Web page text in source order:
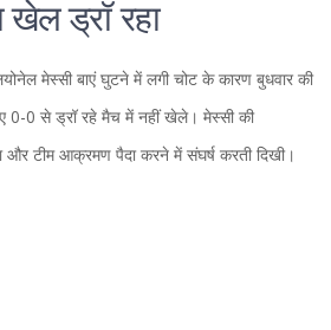
ड्रॉ रहा
मेस्सी बाएं घुटने में लगी चोट के कारण बुधवार की
0-0 से ड्रॉ रहे मैच में नहीं खेले। मेस्सी की
और टीम आक्रमण पैदा करने में संघर्ष करती दिखी।